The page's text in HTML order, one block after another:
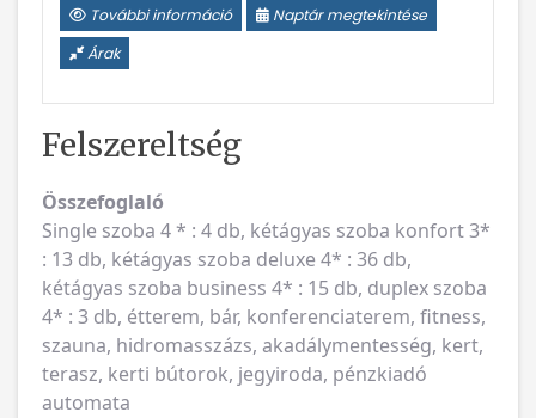
További információ
Naptár megtekintése
Árak
Felszereltség
Összefoglaló
Single szoba 4 * : 4 db, kétágyas szoba konfort 3*
: 13 db, kétágyas szoba deluxe 4* : 36 db,
kétágyas szoba business 4* : 15 db, duplex szoba
4* : 3 db, étterem, bár, konferenciaterem, fitness,
szauna, hidromasszázs, akadálymentesség, kert,
terasz, kerti bútorok, jegyiroda, pénzkiadó
automata